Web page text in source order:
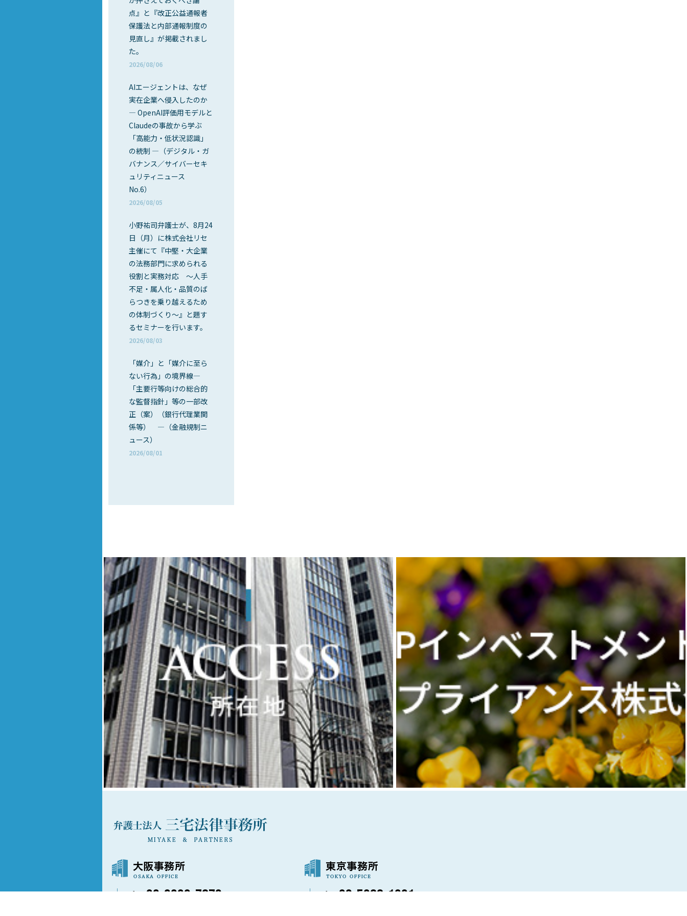
点』と『改正公益通報者
保護法と内部通報制度の
見直し』が掲載されまし
た。
2026/08/06
AIエージェントは、なぜ
実在企業へ侵入したのか
― OpenAI評価用モデルと
Claudeの事故から学ぶ
「高能力・低状況認識」
の統制 ―（デジタル・ガ
バナンス／サイバーセキ
ュリティニュース
No.6）
2026/08/05
小野祐司弁護士が、8月24
日（月）に株式会社リセ
主催にて『中堅・大企業
の法務部門に求められる
役割と実務対応 ～人手
不足・属人化・品質のば
らつきを乗り越えるため
の体制づくり～』と題す
るセミナーを行います。
2026/08/03
「媒介」と「媒介に至ら
ない行為」の境界線―
「主要行等向けの総合的
な監督指針」等の一部改
正（案）（銀行代理業関
係等） ―（金融規制ニ
ュース）
2026/08/01
06-6202-7873 03-5288-1021